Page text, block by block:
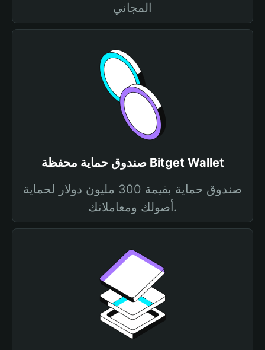
المجاني
صندوق حماية محفظة Bitget Wallet
صندوق حماية بقيمة 300 مليون دولار لحماية
أصولك ومعاملاتك.